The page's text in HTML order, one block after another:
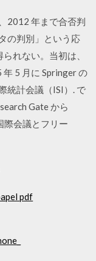
2012 年まで合否判
の判別」という応
れない。当初は、
5 月に Springer の
統計会議（ISI）. で
Gate から
際会議とフリー
pdf